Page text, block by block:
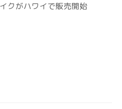
クがハワイで販売開始